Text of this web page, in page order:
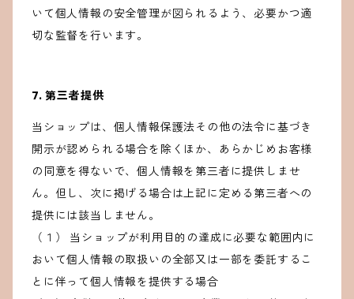
いて個人情報の安全管理が図られるよう、必要かつ適
切な監督を行います。
7. 第三者提供
当ショップは、個人情報保護法その他の法令に基づき
開示が認められる場合を除くほか、あらかじめお客様
の同意を得ないで、個人情報を第三者に提供しませ
ん。但し、次に掲げる場合は上記に定める第三者への
提供には該当しません。
（１） 当ショップが利用目的の達成に必要な範囲内に
おいて個人情報の取扱いの全部又は一部を委託するこ
とに伴って個人情報を提供する場合